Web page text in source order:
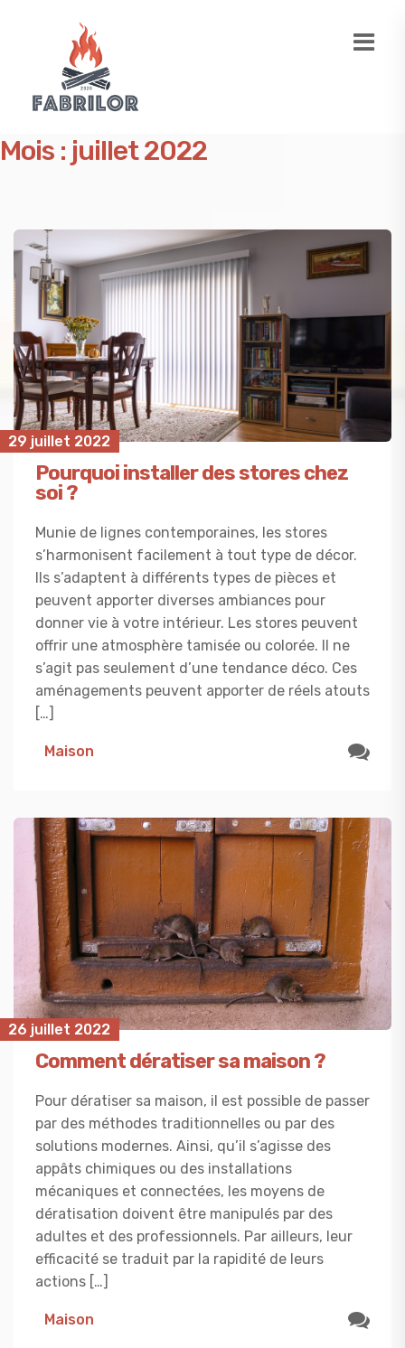
Mois : juillet 2022
29 juillet 2022
Pourquoi installer des stores chez
soi ?
Munie de lignes contemporaines, les stores
s’harmonisent facilement à tout type de décor.
Ils s’adaptent à différents types de pièces et
peuvent apporter diverses ambiances pour
donner vie à votre intérieur. Les stores peuvent
offrir une atmosphère tamisée ou colorée. Il ne
s’agit pas seulement d’une tendance déco. Ces
aménagements peuvent apporter de réels atouts
[…]
Maison
26 juillet 2022
Comment dératiser sa maison ?
Pour dératiser sa maison, il est possible de passer
par des méthodes traditionnelles ou par des
solutions modernes. Ainsi, qu’il s’agisse des
appâts chimiques ou des installations
mécaniques et connectées, les moyens de
dératisation doivent être manipulés par des
adultes et des professionnels. Par ailleurs, leur
efficacité se traduit par la rapidité de leurs
actions […]
Maison